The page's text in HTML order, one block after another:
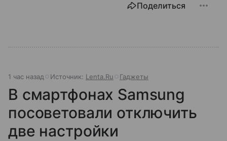
Поделиться
1 час назад Источник: Lenta.Ru Гаджеты
В смартфонах Samsung
посоветовали отключить
две настройки